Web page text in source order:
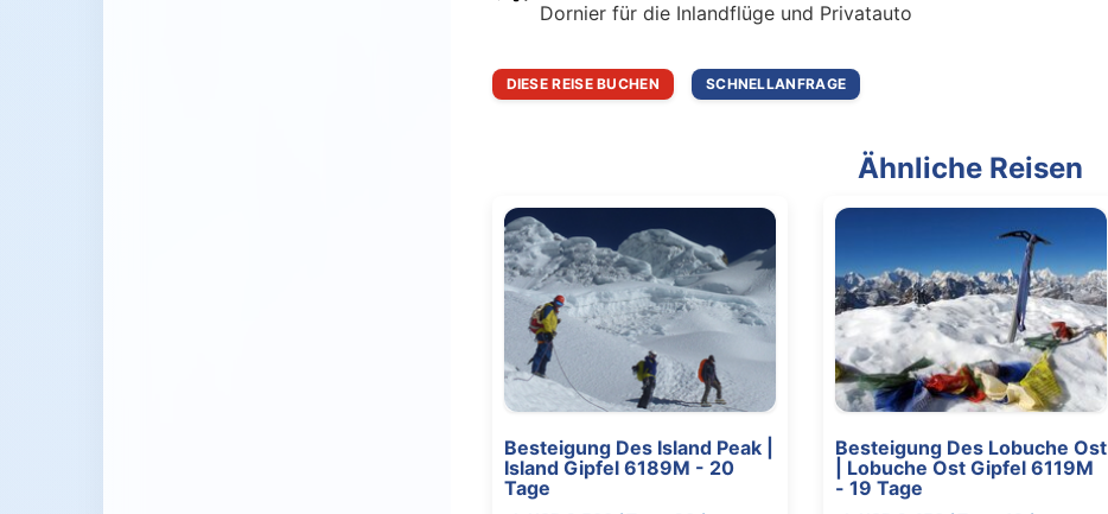
Dornier für die Inlandflüge und Privatauto
DIESE REISE BUCHEN SCHNELLANFRAGE
Ähnliche Reisen
Besteigung Des Island Peak |
Island Gipfel 6189M - 20
Tage
Besteigung Des Lobuche Ost
| Lobuche Ost Gipfel 6119M
- 19 Tage